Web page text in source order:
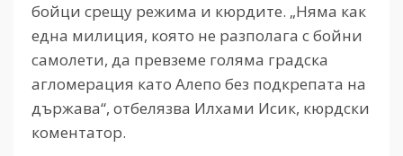
бойци срещу режима и кюрдите. „Няма как
една милиция, която не разполага с бойни
самолети, да превземе голяма градска
агломерация като Алепо без подкрепата на
държава“, отбелязва Илхами Исик, кюрдски
коментатор.